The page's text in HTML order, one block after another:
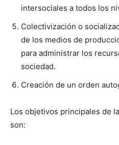
intersociales a todos los
Colectivización o
de los medios de
para administrar los
sociedad.
Creación de un orden
Los objetivos principales de
son: